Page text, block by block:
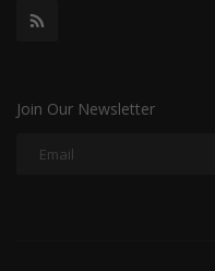
Join Our Newsletter